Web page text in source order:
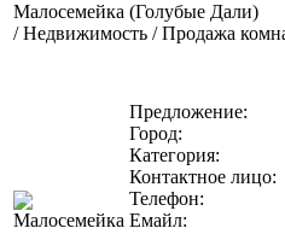
Малосемейка (Голубые Дали)
/ Недвижимость / Продажа
Предложение:
Город:
Категория:
Контактное лицо:
Телефон:
Емайл: